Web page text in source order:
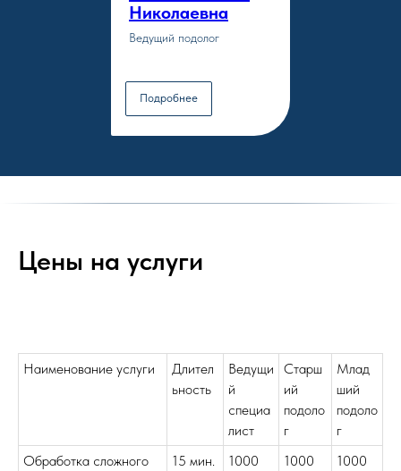
Николаевна
Ведущий подолог
Подробнее
Цены на услуги
Наименование услуги
Длител
ьность
Ведущи
й
специа
лист
Старш
ий
подоло
г
Млад
ший
подоло
г
Обработка сложного
15 мин.
1000
1000
1000